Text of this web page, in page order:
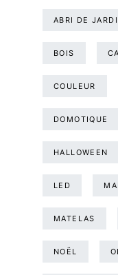
ABRI DE
BOIS
COULEUR
DOMOTIQUE
HALLOWEEN
LED
MATELAS
NOËL